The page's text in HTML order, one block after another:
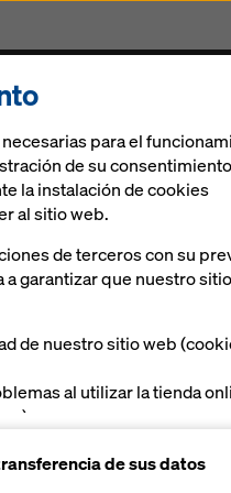
la finalización. Y
todo de un
de
para el
de su
la instalación de cookies
al sitio web.
de terceros con su
garantizar que nuestro
de nuestro sitio web
al utilizar la tienda
de sus datos